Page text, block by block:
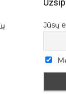
Jūsų